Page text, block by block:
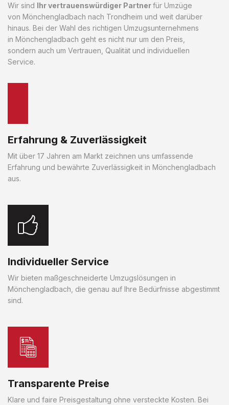
Wir sind Ihr vertrauenswürdiger Partnerfür Umzüge
von Mönchengladbach nach Trondheim und weit darüber
hinaus. Bei der Wahl des richtigen Umzugsunternehmens
in Mönchengladbach geht es nicht nur um den Preis,
sondern auch um Vertrauen, Qualität und individuellen
Service.
Erfahrung & Zuverlässigkeit
Mit über 17 Jahren am Markt zeichnen uns umfassende
Erfahrung und bewährte Zuverlässigkeit in Mönchengladbach
aus.
Individueller Service
Wir bieten maßgeschneiderte Umzugslösungen in
Mönchengladbach, die genau auf Ihre Bedürfnisse abgestimmt
sind.
Transparente Preise
Klare und faire Preisgestaltung ohne versteckte Kosten. Bei